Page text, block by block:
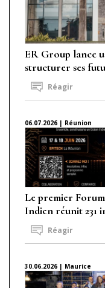
ER Group lance
structurer ses
Réagir
06.07.2026 | Réunion
Le premier
Indien réunit 231
Réagir
30.06.2026 | Maurice